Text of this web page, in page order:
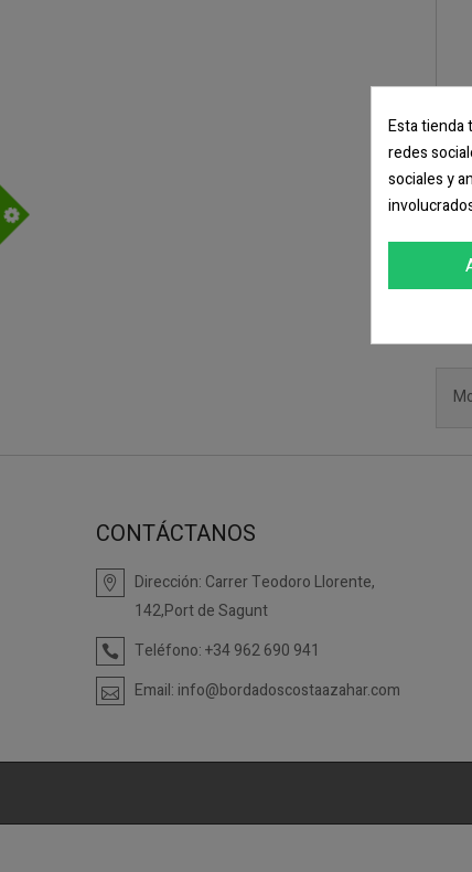
CONTÁCTANOS
Dirección: Carrer Teodoro Llorente,
142,Port de Sagunt
Teléfono:+34 962 690 941
Email: info@bordadoscostaazahar.com
Esta tienda
redes
sociales y